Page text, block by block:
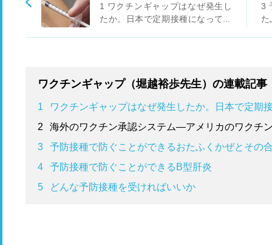
1 ワクチンギャップはなぜ発生し
たか。日本で定期接種になってい
3
た
ワクチンギャップ（堀越裕歩先生）の連載記事
1
ワクチンギャップはなぜ発生したか。日本で定期
2
海外のワクチン承認システム―アメリカのワクチ
3
予防接種で防ぐことができるおたふくかぜとその
4
予防接種で防ぐことができるB型肝炎
5
どんな予防接種を受ければいいか